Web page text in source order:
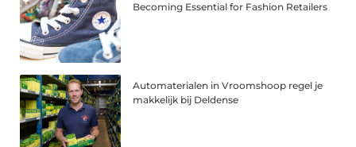
Becoming Essential for Fashion Retailers
Automaterialen in Vroomshoop regel je
makkelijk bij Deldense